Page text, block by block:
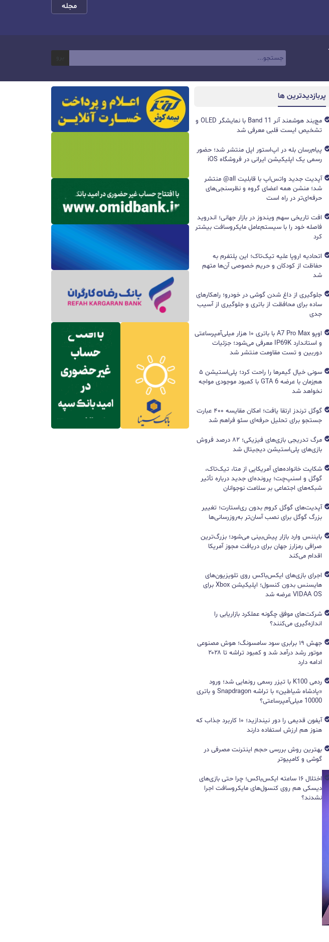
مجله
پربازدیدترین ها
مچ‌بند هوشمند آنر Band 11 با نمایشگر OLED و
تشخیص ایست قلبی معرفی شد
پیام‌رسان بله در اپ‌استور اپل منتشر شد؛ حضور
رسمی یک اپلیکیشن ایرانی در فروشگاه iOS
آپدیت جدید واتس‌اپ با قابلیت all@ منتشر
شد؛ منشن همه اعضای گروه و نظرسنجی‌های
حرفه‌ای‌تر در راه است
افت تاریخی سهم ویندوز در بازار جهانی؛ اندروید
فاصله خود را با سیستم‌عامل مایکروسافت بیشتر
کرد
اتحادیه اروپا علیه تیک‌تاک؛ این پلتفرم به
حفاظت از کودکان و حریم خصوصی آن‌ها متهم
شد
جلوگیری از داغ شدن گوشی در خودرو؛ راهکارهای
ساده برای محافظت از باتری و جلوگیری از آسیب
جدی
اوپو A7 Pro Max با باتری ۱۰ هزار میلی‌آمپرساعتی
و استاندارد IP69K معرفی می‌شود؛ جزئیات
دوربین و تست مقاومت منتشر شد
سونی خیال گیمرها را راحت کرد؛ پلی‌استیشن ۵
هم‌زمان با عرضه GTA 6 با کمبود موجودی مواجه
نخواهد شد
گوگل ترندز ارتقا یافت؛ امکان مقایسه ۴۰۰ عبارت
جستجو برای تحلیل حرفه‌ای سئو فراهم شد
مرگ تدریجی بازی‌های فیزیکی؛ ۸۲ درصد فروش
بازی‌های پلی‌استیشن دیجیتال شد
شکایت خانواده‌های آمریکایی از متا، تیک‌تاک،
گوگل و اسنپ‌چت؛ پرونده‌ای جدید درباره تأثیر
شبکه‌های اجتماعی بر سلامت نوجوانان
آپدیت‌های گوگل کروم بدون ری‌استارت؛ تغییر
بزرگ گوگل برای نصب آسان‌تر به‌روزرسانی‌ها
بایننس وارد بازار پیش‌بینی می‌شود؛ بزرگ‌ترین
صرافی رمزارز جهان برای دریافت مجوز آمریکا
اقدام می‌کند
اجرای بازی‌های ایکس‌باکس روی تلویزیون‌های
هایسنس بدون کنسول؛ اپلیکیشن Xbox برای
VIDAA OS عرضه شد
شرکت‌های موفق چگونه عملکرد بازاریابی را
اندازه‌گیری می‌کنند؟
جهش ۱۹ برابری سود سامسونگ؛ هوش مصنوعی
موتور رشد درآمد شد و کمبود تراشه تا ۲۰۲۸
ادامه دارد
ردمی K100 با تیزر رسمی رونمایی شد؛ ورود
«پادشاه شیاطین» با تراشه Snapdragon و باتری
10000 میلی‌آمپرساعتی؟
آیفون قدیمی را دور نیندازید؛ ۱۰ کاربرد جذاب که
هنوز هم ارزش استفاده دارند
بهترین روش بررسی حجم اینترنت مصرفی در
گوشی و کامپیوتر
اختلال ۱۶ ساعته ایکس‌باکس؛ چرا حتی بازی‌های
دیسکی هم روی کنسول‌های مایکروسافت اجرا
نشدند؟